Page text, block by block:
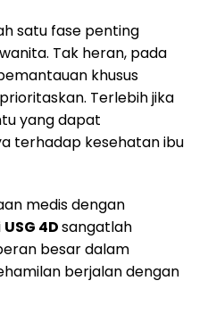
satu fase penting
Tak heran, pada
khusus
Terlebih jika
yang dapat
terhadap kesehatan ibu
medis dengan
USG 4Dsangatlah
besar dalam
berjalan dengan